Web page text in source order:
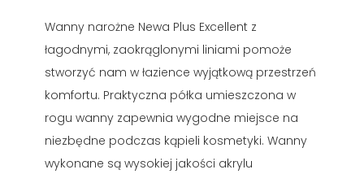
Wanny narożne Newa Plus Excellent z
łagodnymi, zaokrąglonymi liniami pomoże
stworzyć nam w łazience wyjątkową przestrzeń
komfortu. Praktyczna półka umieszczona w
rogu wanny zapewnia wygodne miejsce na
niezbędne podczas kąpieli kosmetyki. Wanny
wykonane są wysokiej jakości akrylu